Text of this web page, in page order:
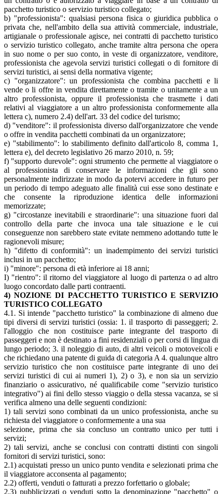
pacchetto turistico o servizio turistico collegato;
b) "professionista": qualsiasi persona fisica o giuridica pubblica o
privata che, nell'ambito della sua attività commerciale, industriale,
artigianale o professionale agisce, nei contratti di pacchetto turistico
o servizio turistico collegato, anche tramite altra persona che opera
in suo nome o per suo conto, in veste di organizzatore, venditore,
professionista che agevola servizi turistici collegati o di fornitore di
servizi turistici, ai sensi della normativa vigente;
c) "organizzatore": un professionista che combina pacchetti e li
vende o li offre in vendita direttamente o tramite o unitamente a un
altro professionista, oppure il professionista che trasmette i dati
relativi al viaggiatore a un altro professionista conformemente alla
lettera c), numero 2.4) dell'art. 33 del codice del turismo;
d) "venditore": il professionista diverso dall'organizzatore che vende
o offre in vendita pacchetti combinati da un organizzatore;
e) "stabilimento": lo stabilimento definito dall'articolo 8, comma 1,
lettera e), del decreto legislativo 26 marzo 2010, n. 59;
f) "supporto durevole": ogni strumento che permette al viaggiatore o
al professionista di conservare le informazioni che gli sono
personalmente indirizzate in modo da potervi accedere in futuro per
un periodo di tempo adeguato alle finalità cui esse sono destinate e
che consente la riproduzione identica delle informazioni
memorizzate;
g) "circostanze inevitabili e straordinarie": una situazione fuori dal
controllo della parte che invoca una tale situazione e le cui
conseguenze non sarebbero state evitate nemmeno adottando tutte le
ragionevoli misure;
h) "difetto di conformità": un inadempimento dei servizi turistici
inclusi in un pacchetto;
i) "minore": persona di età inferiore ai 18 anni;
I) "rientro": il ritorno del viaggiatore al luogo di partenza o ad altro
luogo concordato dalle parti contraenti.
4) NOZIONE DI PACCHETTO TURISTICO E SERVIZIO
TURISTICO COLLEGATO
4.1. Si intende "pacchetto turistico" la combinazione di almeno due
tipi diversi di servizi turistici (ossia: 1. il trasporto di passeggeri; 2.
l'alloggio che non costituisce parte integrante del trasporto di
passeggeri e non è destinato a fini residenziali o per corsi di lingua di
lungo periodo; 3. il noleggio di auto, di altri veicoli o motoveicoli e
che richiedano una patente di guida di categoria A 4. qualunque altro
servizio turistico che non costituisce parte integrante di uno dei
servizi turistici di cui ai numeri 1), 2) o 3), e non sia un servizio
finanziario o assicurativo, né qualificabile come "servizio turistico
integrativo") ai fini dello stesso viaggio o della stessa vacanza, se si
verifica almeno una delle seguenti condizioni:
1) tali servizi sono combinati da un unico professionista, anche su
richiesta del viaggiatore o conformemente a una sua
selezione, prima che sia concluso un contratto unico per tutti i
servizi;
2) tali servizi, anche se conclusi con contratti distinti con singoli
fornitori di servizi turistici, sono:
2.1) acquistati presso un unico punto vendita e selezionati prima che
il viaggiatore acconsenta al pagamento;
2.2) offerti, venduti o fatturati a prezzo forfettario o globale;
2.3) pubblicizzati o venduti sotto la denominazione "pacchetto" o